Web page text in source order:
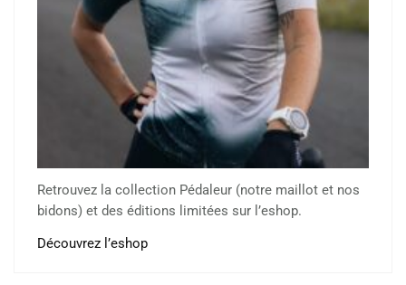
Retrouvez la collection Pédaleur (notre maillot et nos
bidons) et des éditions limitées sur l’eshop.
Découvrez l’eshop